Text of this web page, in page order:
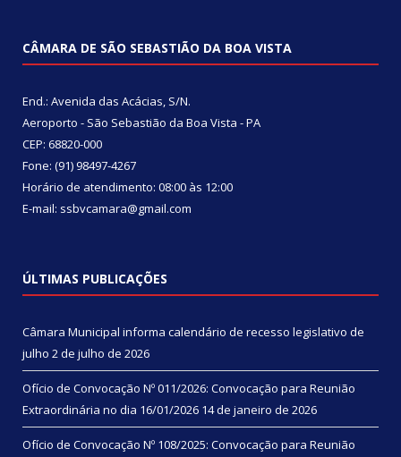
CÂMARA DE SÃO SEBASTIÃO DA BOA VISTA
End.: Avenida das Acácias, S/N.
Aeroporto - São Sebastião da Boa Vista - PA
CEP: 68820-000
Fone: (91) 98497-4267
Horário de atendimento: 08:00 às 12:00
E-mail: ssbvcamara@gmail.com
ÚLTIMAS PUBLICAÇÕES
Câmara Municipal informa calendário de recesso legislativo de
julho 2 de julho de 2026
Ofício de Convocação Nº 011/2026: Convocação para Reunião
Extraordinária no dia 16/01/2026 14 de janeiro de 2026
Ofício de Convocação Nº 108/2025: Convocação para Reunião